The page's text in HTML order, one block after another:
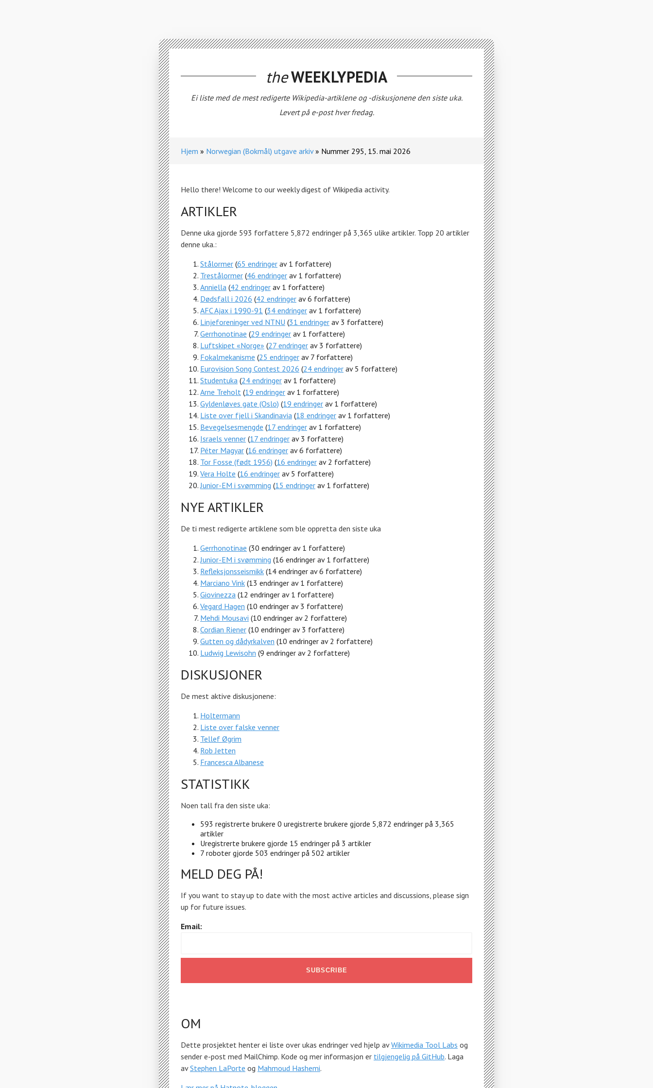
theWEEKLYPEDIA
Ei liste med de mest redigerte Wikipedia-artiklene og -diskusjonene den siste uka.
Levert på e-post hver fredag.
Hjem Norwegian (Bokmål) utgave arkiv Nummer 295, 15. mai 2026
Hello there! Welcome to our weekly digest of Wikipedia activity.
ARTIKLER
Denne uka gjorde 593 forfattere 5,872 endringer på 3,365 ulike artikler. Topp 20 artikler
denne uka.:
Stålormer (65 endringer av 1 forfattere)
Trestålormer (46 endringer av 1 forfattere)
Anniella (42 endringer av 1 forfattere)
Dødsfall i 2026 (42 endringer av 6 forfattere)
AFC Ajax i 1990-91 (34 endringer av 1 forfattere)
Linjeforeninger ved NTNU (31 endringer av 3 forfattere)
Gerrhonotinae (29 endringer av 1 forfattere)
Luftskipet «Norge» (27 endringer av 3 forfattere)
Fokalmekanisme (25 endringer av 7 forfattere)
Eurovision Song Contest 2026 (24 endringer av 5 forfattere)
Studentuka (24 endringer av 1 forfattere)
Arne Treholt (19 endringer av 1 forfattere)
Gyldenløves gate (Oslo) (19 endringer av 1 forfattere)
Liste over fjell i Skandinavia (18 endringer av 1 forfattere)
Bevegelsesmengde (17 endringer av 1 forfattere)
Israels venner (17 endringer av 3 forfattere)
Péter Magyar (16 endringer av 6 forfattere)
Tor Fosse (født 1956) (16 endringer av 2 forfattere)
Vera Holte (16 endringer av 5 forfattere)
Junior-EM i svømming (15 endringer av 1 forfattere)
NYE ARTIKLER
De ti mest redigerte artiklene som ble oppretta den siste uka
Gerrhonotinae (30 endringer av 1 forfattere)
Junior-EM i svømming (16 endringer av 1 forfattere)
Refleksjonsseismikk (14 endringer av 6 forfattere)
Marciano Vink (13 endringer av 1 forfattere)
Giovinezza (12 endringer av 1 forfattere)
Vegard Hagen (10 endringer av 3 forfattere)
Mehdi Mousavi (10 endringer av 2 forfattere)
Cordian Riener (10 endringer av 3 forfattere)
Gutten og dådyrkalven (10 endringer av 2 forfattere)
Ludwig Lewisohn (9 endringer av 2 forfattere)
DISKUSJONER
De mest aktive diskusjonene:
Holtermann
Liste over falske venner
Tellef Øgrim
Rob Jetten
Francesca Albanese
STATISTIKK
Noen tall fra den siste uka:
593 registrerte brukere 0 uregistrerte brukere gjorde 5,872 endringer på 3,365
artikler
Uregistrerte brukere gjorde 15 endringer på 3 artikler
7 roboter gjorde 503 endringer på 502 artikler
MELD DEG PÅ!
If you want to stay up to date with the most active articles and discussions, please sign
up for future issues.
Email:
OM
Dette prosjektet henter ei liste over ukas endringer ved hjelp avWikimedia Tool Labs og
sender e-post med MailChimp. Kode og mer informasjon er tilgjengelig på GitHub. Laga
avStephen LaPorte og Mahmoud Hashemi.